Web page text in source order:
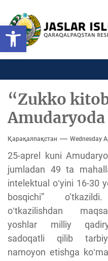
Open toolbar
content
Ózbekstan
“Zukko
Amudaryoda
Қарақалпақстан Wednesday
25-aprel kuni
jumladan 49 ta
intelektual oʻyini 16-30
bosqichi”
oʻtkazilishdan
yoshlar milliy
sadoqatli qilib
namoyon etishga